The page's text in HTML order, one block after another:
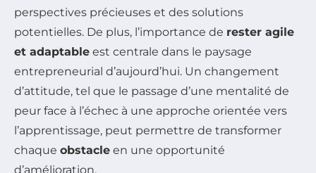
perspectives précieuses et des solutions
potentielles. De plus, l’importance de rester agile
et adaptable est centrale dans le paysage
entrepreneurial d’aujourd’hui. Un changement
d’attitude, tel que le passage d’une mentalité de
peur face à l’échec à une approche orientée vers
l’apprentissage, peut permettre de transformer
chaque obstacle en une opportunité
d’amélioration.